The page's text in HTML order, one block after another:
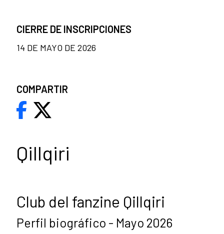
Qillqiri
Club del fanzine Qillqiri
Perfil biográfico - Mayo 2026
CIERRE DE INSCRIPCIONES
14 DE MAYO DE 2026
COMPARTIR